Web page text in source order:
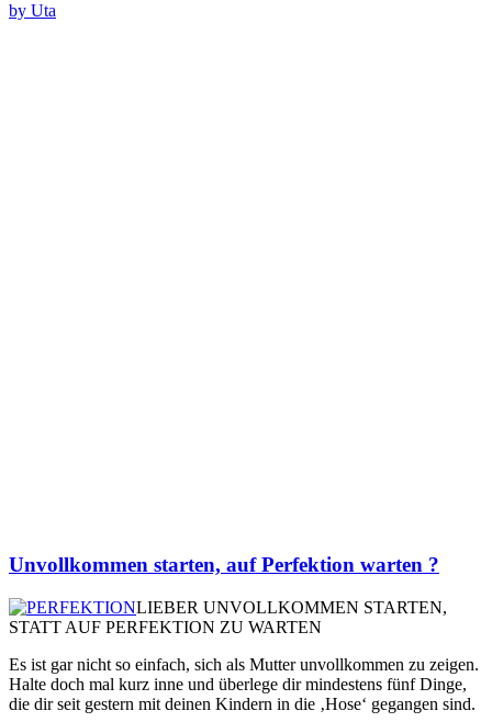
by Uta
Unvollkommen starten, auf Perfektion warten ?
LIEBER UNVOLLKOMMEN STARTEN,
STATT AUF PERFEKTION ZU WARTEN
Es ist gar nicht so einfach, sich als Mutter unvollkommen zu zeigen.
Halte doch mal kurz inne und überlege dir mindestens fünf Dinge,
die dir seit gestern mit deinen Kindern in die ‚Hose‘ gegangen sind.